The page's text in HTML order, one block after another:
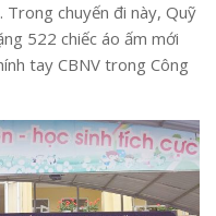
Trong chuyến đi này, Quỹ
522 chiếc áo ấm mới
tay CBNV trong Công